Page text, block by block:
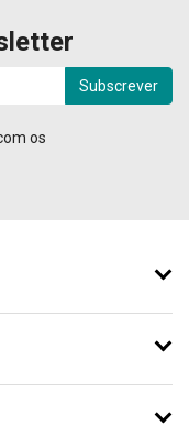
Subscrever
os